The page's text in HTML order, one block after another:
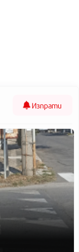
Изпрати